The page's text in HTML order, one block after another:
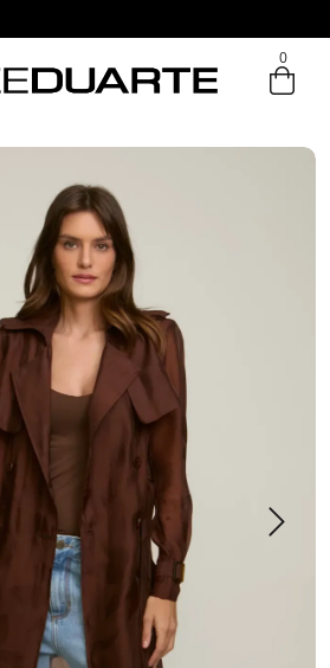
email ou cpf/cnpj
0